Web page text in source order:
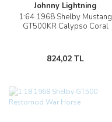
Johnny Lightning
1:64 1968 Shelby Mustang
GT500KR Calypso Coral
824,02 TL